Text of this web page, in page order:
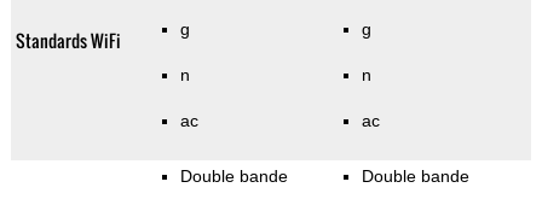
Standards WiFi g
n
ac
g
n
ac
Double bande Double bande